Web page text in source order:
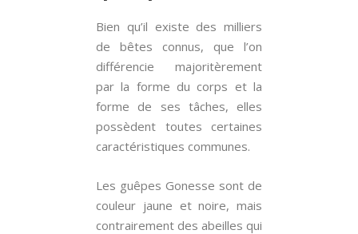
Bien qu’il existe des milliers
de bêtes connus, que l’on
différencie majoritèrement
par la forme du corps et la
forme de ses tâches, elles
possèdent toutes certaines
caractéristiques communes.
Les guêpes Gonesse sont de
couleur jaune et noire, mais
contrairement des abeilles qui